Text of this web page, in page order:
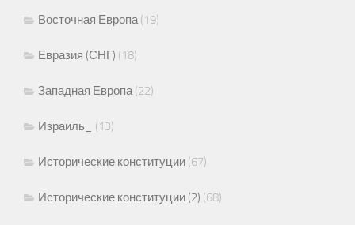
Восточная Европа(19)
Евразия (СНГ) (18)
Западная Европа(22)
Израиль_ (13)
Исторические конституции (67)
Исторические конституции (2) (68)